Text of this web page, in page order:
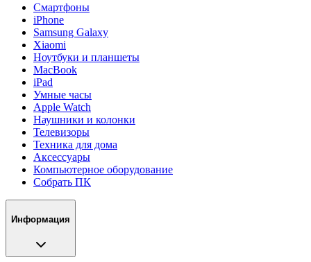
Смартфоны
iPhone
Samsung Galaxy
Xiaomi
Ноутбуки и планшеты
MacBook
iPad
Умные часы
Apple Watch
Наушники и колонки
Телевизоры
Техника для дома
Аксессуары
Компьютерное оборудование
Собрать ПК
Информация